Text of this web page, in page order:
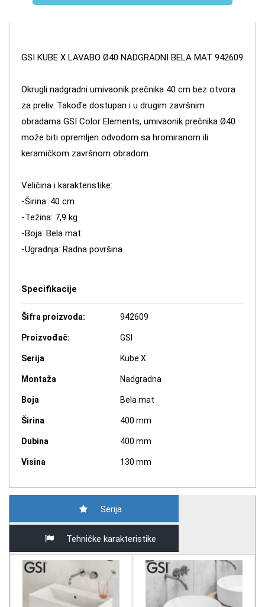
GSI KUBE X LAVABO Ø40 NADGRADNI BELA MAT 942609
Okrugli nadgradni umivaonik prečnika 40 cm bez otvora
za preliv. Takođe dostupan i u drugim završnim
obradama GSI Color Elements, umivaonik prečnika Ø40
može biti opremljen odvodom sa hromiranom ili
keramičkom završnom obradom.
Veličina i karakteristike:
-Širina: 40 cm
-Težina: 7,9 kg
-Boja: Bela mat
-Ugradnja: Radna površina
Specifikacije
Šifra proizvoda: 942609
Proizvođač: GSI
Serija Kube X
Montaža Nadgradna
Boja Bela mat
Širina 400 mm
Dubina 400 mm
Visina 130 mm
Serija
Tehničke karakteristike